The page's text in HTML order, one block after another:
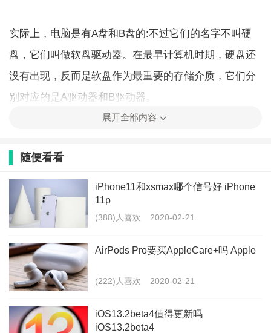
实际上，电脑是有A盘和B盘的:不过它们的名字不叫硬
盘，它们叫做软盘驱动器。在最早计算机时期，硬盘还
没有出现，反而是软盘作为最重要的存储介质，它们分
别对应的是A驱动器和B驱动器。
能够发现，在我们日益发展的现在，因为要考虑到给A
要还是因为软盘的空间太小了：3.5英寸的软盘容量也仅
仅只有1.44MB、5.25英寸的软盘容量只有1.2MB。
你能够发现，在才开始，因为5.25英寸的B盘体积比较
大，相比A盘来说，内存还偏小，所以在90年代的时
候，3.5英寸的A盘还存活了一段时间，反而B盘更早的
消失。
展开全部内容
随便看看
iPhone11和xsmax哪个信号好 iPhone
11p
(388)人喜欢 2020-02-21
AirPods Pro要买AppleCare+吗 Apple
(222)人喜欢 2020-02-21
iOS13.2beta4值得更新吗
iOS13.2beta4